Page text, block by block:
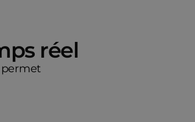
réel